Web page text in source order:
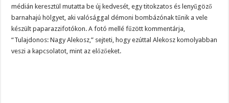
médián keresztül mutatta be új kedvesét, egy titokzatos és lenyűgöző
barnahajú hölgyet, aki valósággal démoni bombázónak tűnik a vele
készült paparazzifotókon. A fotó mellé fűzött kommentárja,
“Tulajdonos: Nagy Alekosz,” sejteti, hogy ezúttal Alekosz komolyabban
veszi a kapcsolatot, mint az előzőeket.